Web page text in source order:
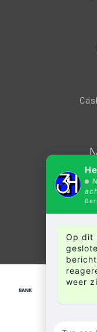
Op dit
weer